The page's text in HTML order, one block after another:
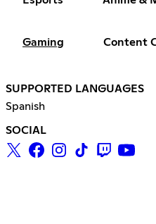
Gaming Content
SUPPORTED LANGUAGES
Spanish
SOCIAL